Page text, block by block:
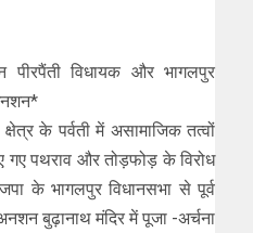
पीरपैंती विधायक और भागलपुर
के पर्वती में असामाजिक तत्वों
गए पथराव और तोड़फोड़ के विरोध
के भागलपुर विधानसभा से पूर्व
बुढ़ानाथ मंदिर में पूजा -अर्चना